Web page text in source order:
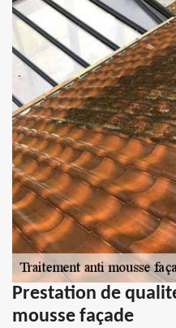
Prestation de
mousse façade